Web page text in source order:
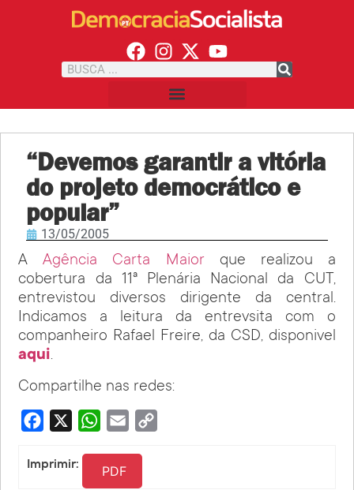
“Devemos garantir a vitória
do projeto democrático e
popular”
13/05/2005
AAgência Carta Maior que realizou a
cobertura da 11ª Plenária Nacional da CUT,
entrevistou diversos dirigente da central.
Indicamos a leitura da entrevsita com o
companheiro Rafael Freire, da CSD, disponivel
aqui.
Compartilhe nas redes:
Facebook WhatsApp
Email
Imprimir: PDF